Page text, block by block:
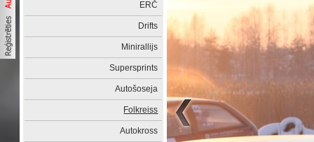
ERČ
Drifts
Minirallijs
Supersprints
Autošoseja
Folkreiss
Autokross